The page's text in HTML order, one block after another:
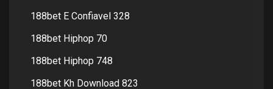
188bet E Confiavel 328
188bet Hiphop 70
188bet Hiphop 748
188bet Kh Download 823